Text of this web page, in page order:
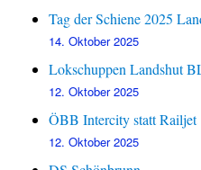
Tag der Schiene 2025
14. Oktober 2025
Lokschuppen Landshut
12. Oktober 2025
ÖBB Intercity statt Railjet
12. Oktober 2025